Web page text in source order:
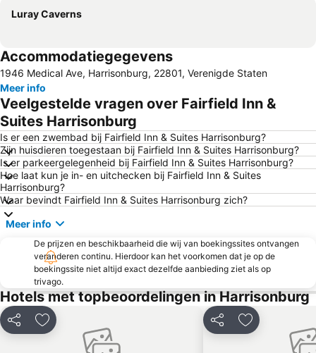
Luray Caverns
Accommodatiegegevens
1946 Medical Ave, Harrisonburg, 22801, Verenigde Staten
Meer info
Veelgestelde vragen over Fairfield Inn &
Suites Harrisonburg
Is er een zwembad bij Fairfield Inn & Suites Harrisonburg?
Zijn huisdieren toegestaan bij Fairfield Inn & Suites Harrisonburg?
Is er parkeergelegenheid bij Fairfield Inn & Suites Harrisonburg?
Hoe laat kun je in- en uitchecken bij Fairfield Inn & Suites
Harrisonburg?
Waar bevindt Fairfield Inn & Suites Harrisonburg zich?
Meer info
De prijzen en beschikbaarheid die wij van boekingssites ontvangen
veranderen continu. Hierdoor kan het voorkomen dat je op de
boekingssite niet altijd exact dezelfde aanbieding ziet als op
trivago.
Hotels met topbeoordelingen in Harrisonburg
Delen Toevoegen aan favorieten Delen Toevoegen